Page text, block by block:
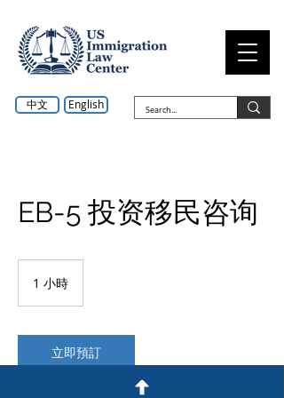
中文 English
EB-5 投资移民咨询
1 小時
立即預訂